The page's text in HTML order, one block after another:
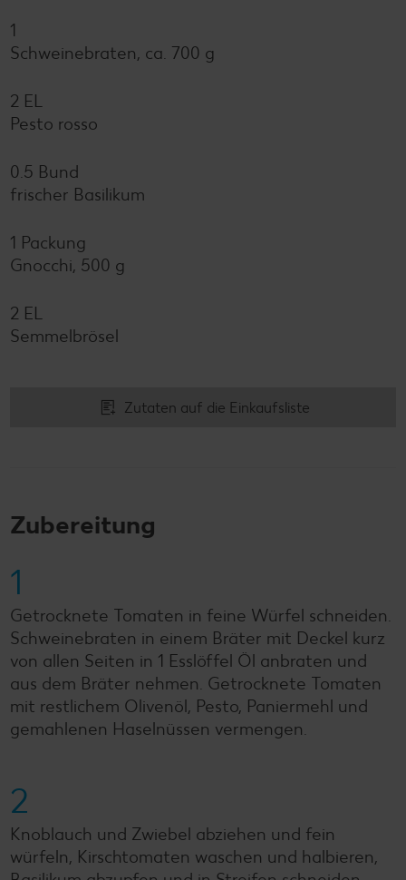
1
Schweinebraten, ca. 700 g
2 EL
Pesto rosso
0.5 Bund
frischer Basilikum
1 Packung
Gnocchi, 500 g
2 EL
Semmelbrösel
Zutaten auf die Einkaufsliste
Zubereitung
1
Getrocknete Tomaten in feine Würfel schneiden.
Schweinebraten in einem Bräter mit Deckel kurz
von allen Seiten in 1 Esslöffel Öl anbraten und
aus dem Bräter nehmen. Getrocknete Tomaten
mit restlichem Olivenöl, Pesto, Paniermehl und
gemahlenen Haselnüssen vermengen.
2
Knoblauch und Zwiebel abziehen und fein
würfeln, Kirschtomaten waschen und halbieren,